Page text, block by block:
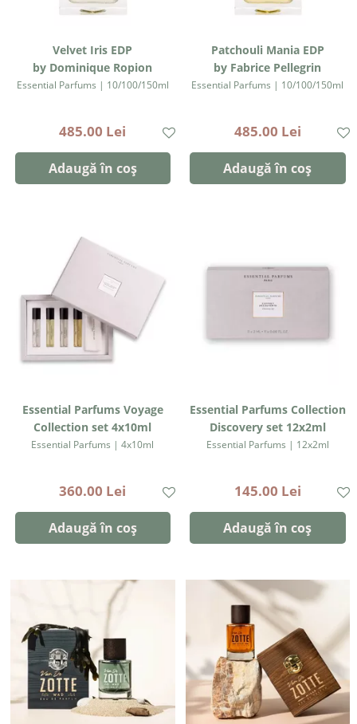
Velvet Iris EDP
by Dominique Ropion
Essential Parfums | 10/100/150ml
485.00 Lei
Adaugă în coș
Patchouli Mania EDP
by Fabrice Pellegrin
Essential Parfums | 10/100/150ml
485.00 Lei
Adaugă în coș
Essential Parfums Voyage
Collection set 4x10ml
Essential Parfums | 4x10ml
360.00 Lei
Adaugă în coș
Essential Parfums Collection
Discovery set 12x2ml
Essential Parfums | 12x2ml
145.00 Lei
Adaugă în coș